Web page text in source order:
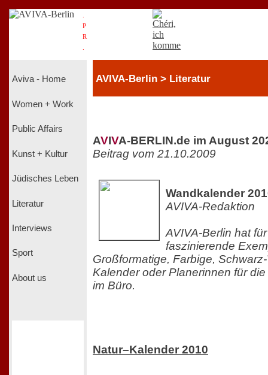
P
R
Aviva - Home
Women + Work
Public Affairs
Kunst + Kultur
Jüdisches Leben
Literatur
Interviews
Sport
About us
AVIVA-Berlin > Literatur
AVIVA-BERLIN.de im August
Beitrag vom 21.10.2009
Wandkalender
AVIVA-Redaktion
AVIVA-Berlin hat
faszinierende
Großformatige, Farbige,
Kalender oder Planerinnen für
im Büro.
Natur–Kalender 2010